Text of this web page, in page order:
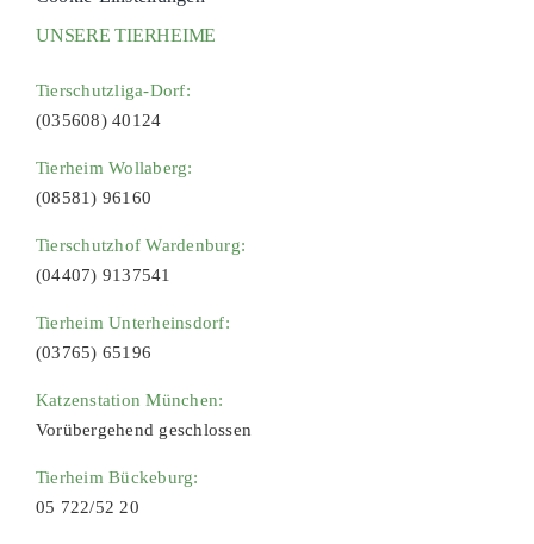
UNSERE TIERHEIME
Tierschutzliga-Dorf:
(035608) 40124
Tierheim Wollaberg:
(08581) 96160
Tierschutzhof Wardenburg:
(04407) 9137541
Tierheim Unterheinsdorf:
(03765) 65196
Katzenstation München:
Vorübergehend geschlossen
Tierheim Bückeburg:
05 722/52 20